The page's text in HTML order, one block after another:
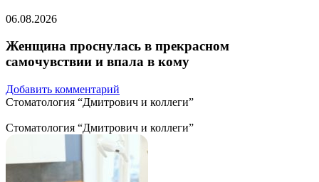
06.08.2026
Женщина проснулась в прекрасном
самочувствии и впала в кому
Добавить комментарий
Стоматология “Дмитрович и коллеги”
Стоматология “Дмитрович и коллеги”